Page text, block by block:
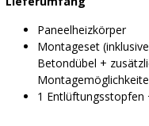
Paneelheizkörper
Montageset
Betondübel +
1 Entlüftungsstopfen